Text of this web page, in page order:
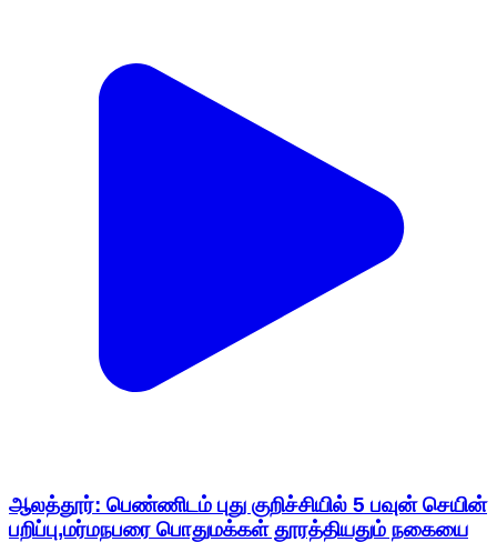
ஆலத்தூர்: பெண்ணிடம் புது குறிச்சியில் 5 பவுன் செயின்
பறிப்பு,மர்மநபரை பொதுமக்கள் தூரத்தியதும் நகையை